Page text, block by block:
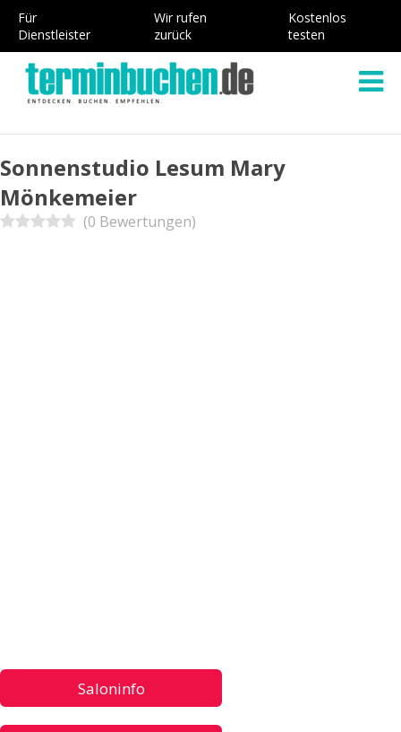
Für
Dienstleister
Wir rufen
zurück
Kostenlos
testen
Sonnenstudio Lesum Mary
Mönkemeier
(0 Bewertungen)
Saloninfo